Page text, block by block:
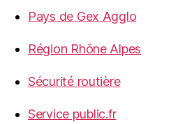
Pays de Gex Agglo
Région Rhône Alpes
Sécurité routière
Service public.fr